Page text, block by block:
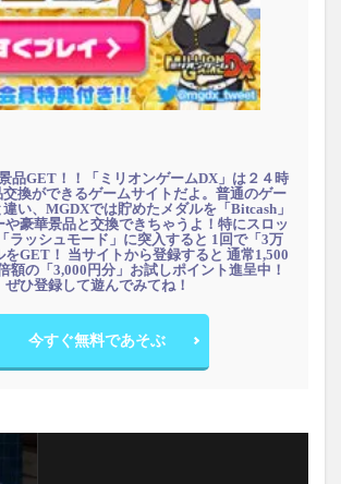
品GET！！「ミリオンゲームDX」は２４時
交換ができるゲームサイトだよ。普通のゲー
い、MGDXでは貯めたメダルを「Bitcash」
や豪華景品と交換できちゃうよ！特にスロッ
ラッシュモード」に突入すると 1回で「3万
をGET！ 当サイトから登録すると 通常1,500
額の「3,000円分」お試しポイント進呈中！
ぜひ登録して遊んでみてね！
今すぐ無料であそぶ